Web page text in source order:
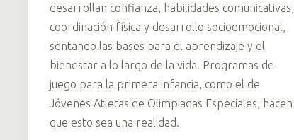
desarrollan confianza, habilidades comunicativas,
coordinación física y desarrollo socioemocional,
sentando las bases para el aprendizaje y el
bienestar a lo largo de la vida. Programas de
juego para la primera infancia, como el de
Jóvenes Atletas de Olimpiadas Especiales, hacen
que esto sea una realidad.